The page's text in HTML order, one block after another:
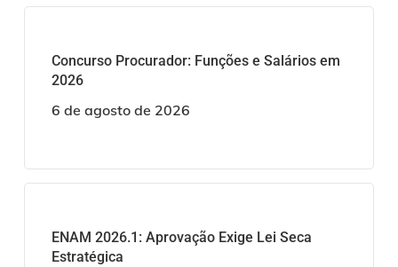
Concurso Procurador: Funções e Salários em
2026
6 de agosto de 2026
ENAM 2026.1: Aprovação Exige Lei Seca
Estratégica